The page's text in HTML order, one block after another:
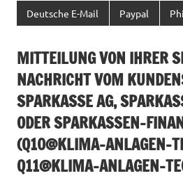
Deutsche E-Mail Paypal
MITTEILUNG VON IHRER
NACHRICHT VOM
SPARKASSE AG,
ODER SPARKASSEN-
(Q10@KLIMA-ANLAGEN-
Q11@KLIMA-ANLAGEN-